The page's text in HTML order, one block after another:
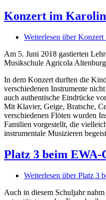
Konzert im
Weiterlesen über
Am 5. Juni 2018 gastierten
Musikschule Agricola
In dem Konzert durften die
verschiedenen Instrumente
auch authentische Eindrücke
Mit Klavier, Geige, Bratsche,
verschiedenen Flöten wurden
Familien vorgestellt, die
instrumentale Musizieren
Platz 3 beim EWA-
Weiterlesen über Platz 3
Auch in diesem Schuljahr